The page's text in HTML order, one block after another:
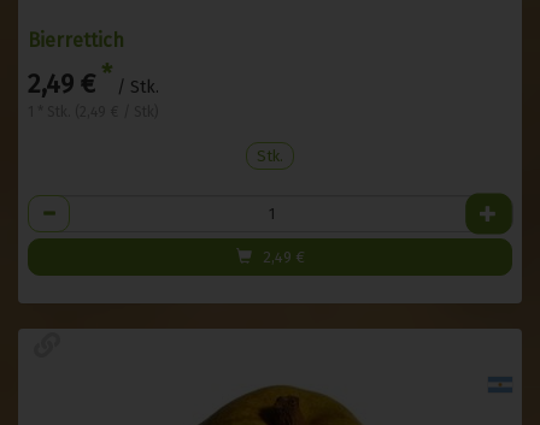
Bierrettich
2,49 € * / Stk.
Stk.
Anzahl
2,49 €